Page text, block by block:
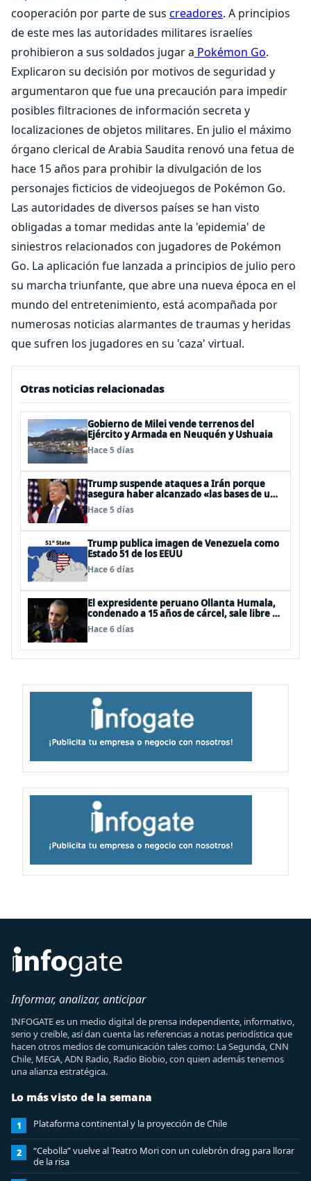
cooperación por parte de sus creadores. A principios
de este mes las autoridades militares israelíes
prohibieron a sus soldados jugar a Pokémon Go.
Explicaron su decisión por motivos de seguridad y
argumentaron que fue una precaución para impedir
posibles filtraciones de información secreta y
localizaciones de objetos militares. En julio el máximo
órgano clerical de Arabia Saudita renovó una fetua de
hace 15 años para prohibir la divulgación de los
personajes ficticios de videojuegos de Pokémon Go.
Las autoridades de diversos países se han visto
obligadas a tomar medidas ante la 'epidemia' de
siniestros relacionados con jugadores de Pokémon
Go. La aplicación fue lanzada a principios de julio pero
su marcha triunfante, que abre una nueva época en el
mundo del entretenimiento, está acompañada por
numerosas noticias alarmantes de traumas y heridas
que sufren los jugadores en su 'caza' virtual.
Otras noticias relacionadas
Gobierno de Milei vende terrenos del
Ejército y Armada en Neuquén y Ushuaia
Hace 5 días
Trump suspende ataques a Irán porque
asegura haber alcanzado «las bases de un
acuerdo»
Hace 5 días
Trump publica imagen de Venezuela como
Estado 51 de los EEUU
Hace 6 días
El expresidente peruano Ollanta Humala,
condenado a 15 años de cárcel, sale libre al
anularse su caso
Hace 6 días
Informar, analizar, anticipar
INFOGATE es un medio digital de prensa independiente, informativo,
serio y creíble, así dan cuenta las referencias a notas periodística que
hacen otros medios de comunicación tales como: La Segunda, CNN
Chile, MEGA, ADN Radio, Radio Biobio, con quien además tenemos
una alianza estratégica.
Lo más visto de la semana
1 Plataforma continental y la proyección de Chile
2
“Cebolla” vuelve al Teatro Mori con un culebrón drag para llorar
de la risa